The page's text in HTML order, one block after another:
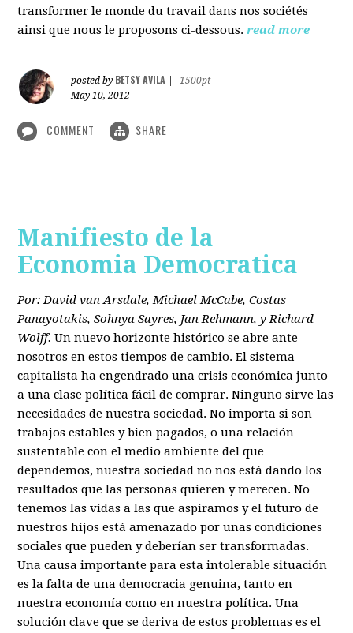
transformer le monde du travail dans nos sociétés
ainsi que nous le proposons ci-dessous. read more
posted by BETSY AVILA
1500pt
May 10, 2012
COMMENT SHARE
Manifiesto de la
Economia Democratica
Por: David van Arsdale, Michael McCabe, Costas
Panayotakis, Sohnya Sayres, Jan Rehmann, y Richard
Wolff. Un nuevo horizonte histórico se abre ante
nosotros en estos tiempos de cambio. El sistema
capitalista ha engendrado una crisis económica junto
a una clase política fácil de comprar. Ninguno sirve las
necesidades de nuestra sociedad. No importa si son
trabajos estables y bien pagados, o una relación
sustentable con el medio ambiente del que
dependemos, nuestra sociedad no nos está dando los
resultados que las personas quieren y merecen. No
tenemos las vidas a las que aspiramos y el futuro de
nuestros hijos está amenazado por unas condiciones
sociales que pueden y deberían ser transformadas.
Una causa importante para esta intolerable situación
es la falta de una democracia genuina, tanto en
nuestra economía como en nuestra política. Una
solución clave que se deriva de estos problemas es el